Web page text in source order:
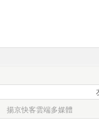
揚京快客雲端多媒體